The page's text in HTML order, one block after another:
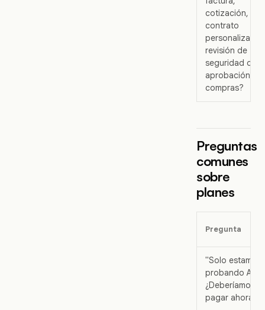
cotización,
contrato
personalizado,
revisión de
seguridad o
aprobación de
compras?
Preguntas
comunes
sobre
planes
Pregunta
"Solo estamos
probando
¿Deberíamos
pagar ahora?"